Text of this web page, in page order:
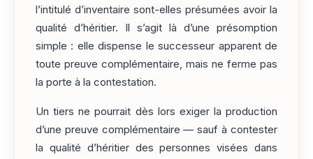
l’intitulé d’inventaire sont-elles présumées avoir la
qualité d’héritier. Il s’agit là d’une présomption
simple : elle dispense le successeur apparent de
toute preuve complémentaire, mais ne ferme pas
la porte à la contestation.
Un tiers ne pourrait dès lors exiger la production
d’une preuve complémentaire — sauf à contester
la qualité d’héritier des personnes visées dans